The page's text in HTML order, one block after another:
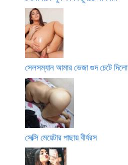
সেলসম্যান আমার ভেজা গুদ চেটে দিলো
সেক্সি মেয়েটার পাছায় বীর্যরস